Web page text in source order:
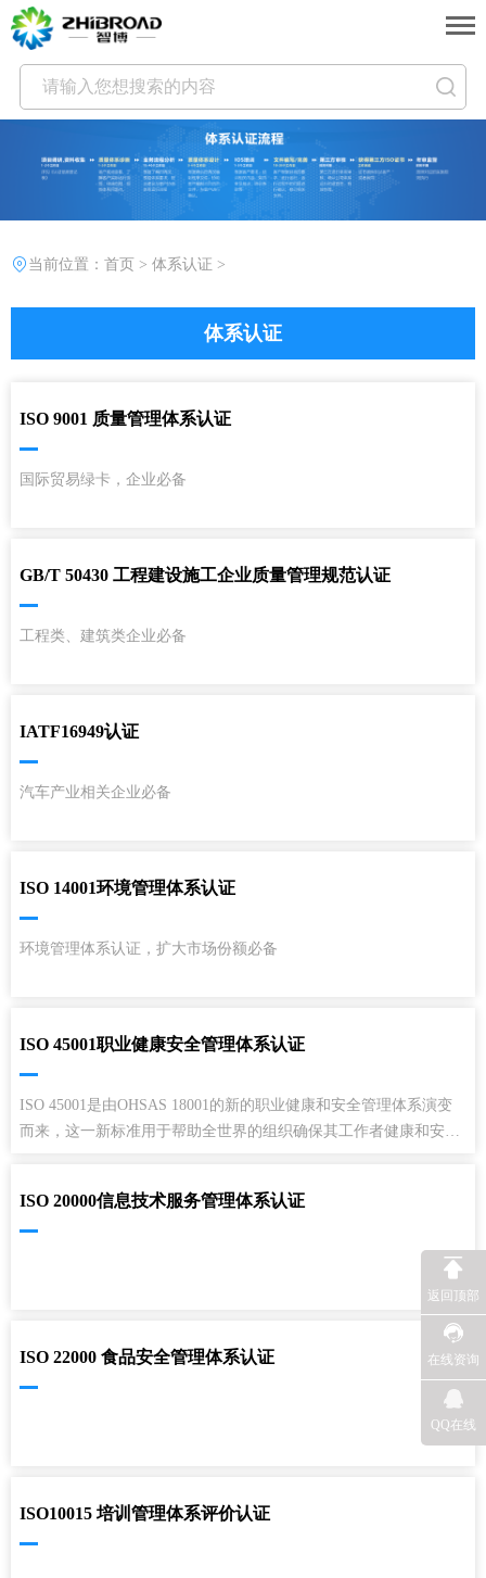
当前位置： 首页 > 体系认证 >
体系认证
ISO 9001 质量管理体系认证
国际贸易绿卡，企业必备
GB/T 50430 工程建设施工企业质量管理规范认证
工程类、建筑类企业必备
IATF16949认证
汽车产业相关企业必备
ISO 14001环境管理体系认证
环境管理体系认证，扩大市场份额必备
ISO 45001职业健康安全管理体系认证
ISO 45001是由OHSAS 18001的新的职业健康和安全管理体系演变
而来，这一新标准用于帮助全世界的组织确保其工作者健康和安
ISO 20000信息技术服务管理体系认证
ISO 22000 食品安全管理体系认证
ISO10015 培训管理体系评价认证
返回顶部
在线资询
QQ在线